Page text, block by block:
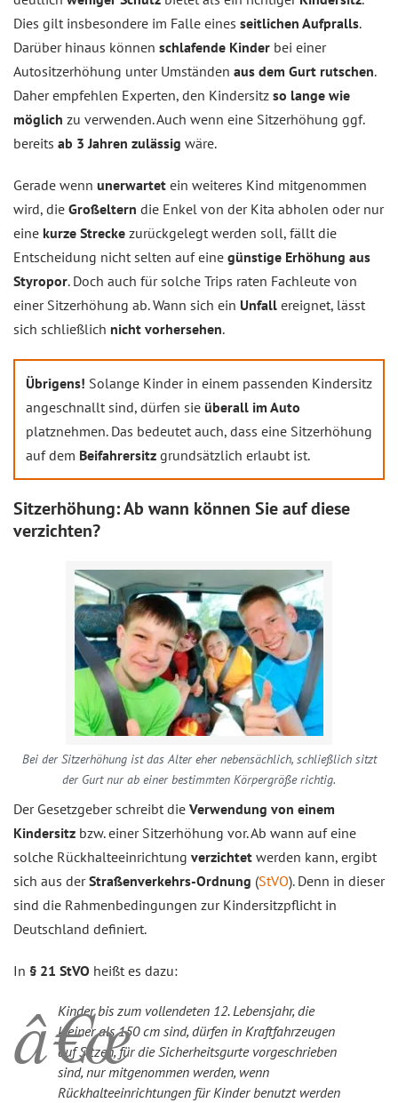
Dies gilt insbesondere im Falle eines seitlichen Aufpralls.
Darüber hinaus können schlafende Kinder bei einer
Autositzerhöhung unter Umständen aus dem Gurt rutschen.
Daher empfehlen Experten, den Kindersitz so lange wie
möglich zu verwenden. Auch wenn eine Sitzerhöhung ggf.
bereits ab 3 Jahren zulässig wäre.
Gerade wenn unerwartet ein weiteres Kind mitgenommen
wird, die Großeltern die Enkel von der Kita abholen oder nur
eine kurze Strecke zurückgelegt werden soll, fällt die
Entscheidung nicht selten auf eine günstige Erhöhung aus
Styropor. Doch auch für solche Trips raten Fachleute von
einer Sitzerhöhung ab. Wann sich ein Unfall ereignet, lässt
sich schließlich nicht vorhersehen.
Übrigens! Solange Kinder in einem passenden Kindersitz
angeschnallt sind, dürfen sie überall im Auto
platznehmen. Das bedeutet auch, dass eine Sitzerhöhung
auf dem Beifahrersitz grundsätzlich erlaubt ist.
Sitzerhöhung: Ab wann können Sie auf diese
verzichten?
Bei der Sitzerhöhung ist das Alter eher nebensächlich, schließlich sitzt
der Gurt nur ab einer bestimmten Körpergröße richtig.
Der Gesetzgeber schreibt die Verwendung von einem
Kindersitz bzw. einer Sitzerhöhung vor. Ab wann auf eine
solche Rückhalteeinrichtung verzichtet werden kann, ergibt
sich aus derStraßenverkehrs-Ordnung (StVO). Denn in dieser
sind die Rahmenbedingungen zur Kindersitzpflicht in
Deutschland definiert.
In § 21 StVO heißt es dazu:
Kinder bis zum vollendeten 12. Lebensjahr, die
kleiner als 150 cm sind, dürfen in Kraftfahrzeugen
auf Sitzen, für die Sicherheitsgurte vorgeschrieben
sind, nur mitgenommen werden, wenn
Rückhalteeinrichtungen für Kinder benutzt werden